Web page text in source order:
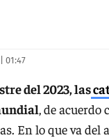
| 01:47
del 2023, las
, de acuerdo
En lo que va del